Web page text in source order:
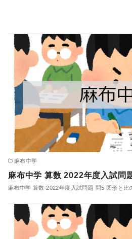
麻布中学
麻布中学 算数 2022年度入試問
麻布中学 算数 2022年度入試問題 問5 図形と比